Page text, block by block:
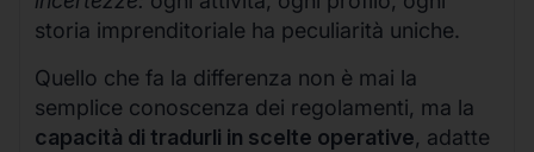
storia imprenditoriale ha peculiarità uniche.
Quello che fa la differenza non è mai la
semplice conoscenza dei regolamenti, ma la
capacità di tradurli in scelte operative, adatte